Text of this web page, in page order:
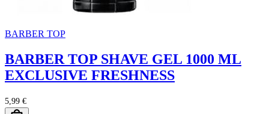
BARBER TOP
BARBER TOP SHAVE GEL 1000 ML
EXCLUSIVE FRESHNESS
5,99 €